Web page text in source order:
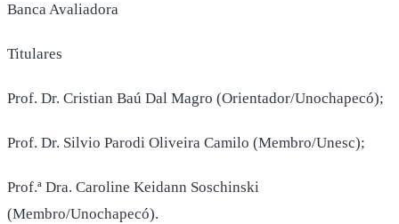
Banca Avaliadora
Titulares
Prof. Dr. Cristian Baú Dal Magro (Orientador/Unochapecó);
Prof. Dr. Silvio Parodi Oliveira Camilo (Membro/Unesc);
Prof.ª Dra. Caroline Keidann Soschinski
(Membro/Unochapecó).